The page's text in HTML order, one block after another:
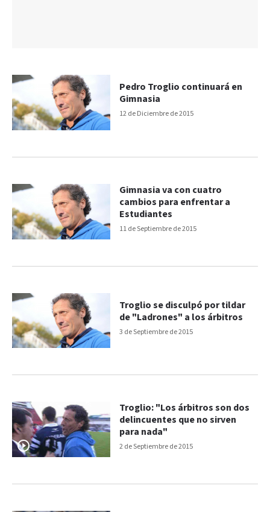
12 de Diciembre de 2015
Pedro Troglio continuará en
Gimnasia
11 de Septiembre de 2015
Gimnasia va con cuatro
cambios para enfrentar a
Estudiantes
3 de Septiembre de 2015
Troglio se disculpó por tildar
de "Ladrones" a los árbitros
2 de Septiembre de 2015
Troglio: "Los árbitros son dos
delincuentes que no sirven
para nada"